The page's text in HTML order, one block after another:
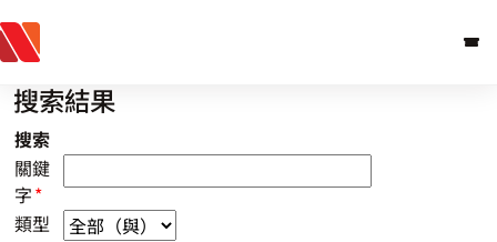
跳至主要內容
搜索結果
搜索
關鍵
字*
類型